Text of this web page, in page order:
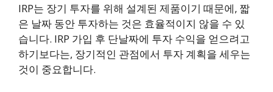
IRP는 장기 투자를 위해 설계된 제품이기 때문에, 짧
은 날짜 동안 투자하는 것은 효율적이지 않을 수 있
습니다. IRP 가입 후 단날짜에 투자 수익을 얻으려고
하기보다는, 장기적인 관점에서 투자 계획을 세우는
것이 중요합니다.